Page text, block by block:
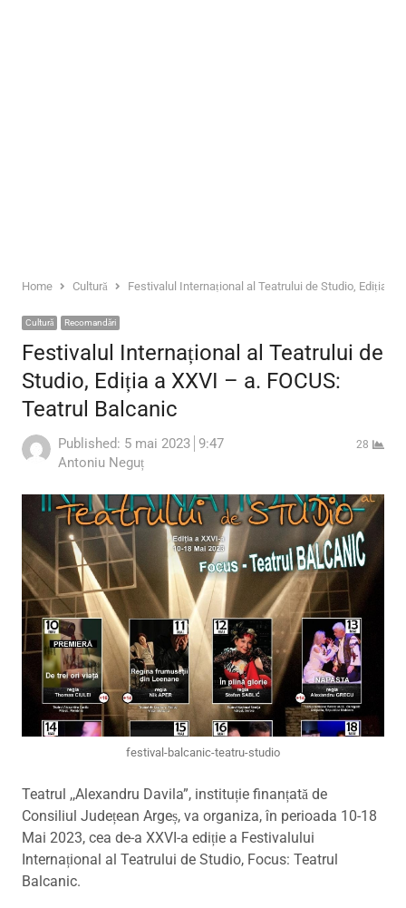
Home Cultură Festivalul Internațional al Teatrului de Studio, Ediția a
Cultură Recomandări
Festivalul Internațional al Teatrului de
Studio, Ediția a XXVI – a. FOCUS:
Teatrul Balcanic
Published: 5 mai 2023 9:47
Author
Antoniu Neguț
28
festival-balcanic-teatru-studio
Teatrul ,,Alexandru Davila”, instituție finanțată de
Consiliul Județean Argeș, va organiza, în perioada 10-18
Mai 2023, cea de-a XXVI-a ediție a Festivalului
Internațional al Teatrului de Studio, Focus: Teatrul
Balcanic.